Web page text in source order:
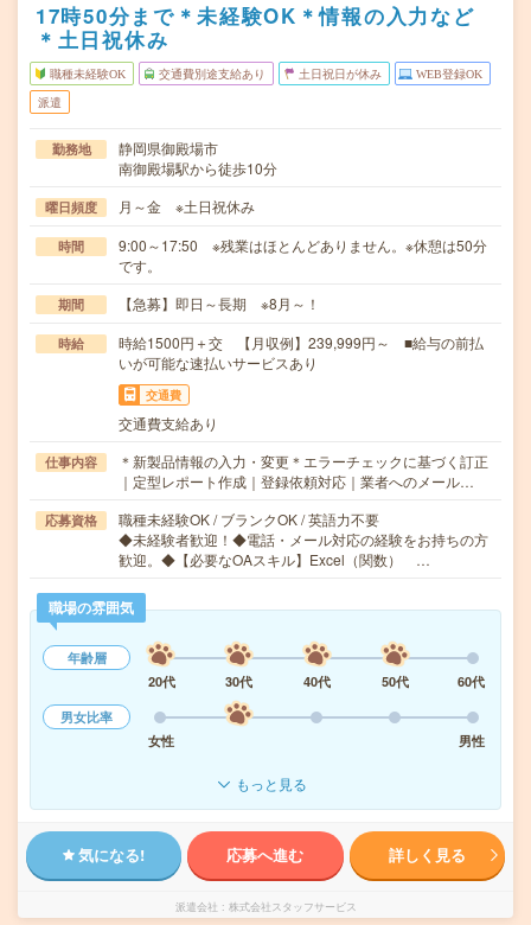
17時50分まで＊未経験OK＊情報の入力など
＊土日祝休み
職種未経験OK 交通費別途支給あり 土日祝日が休み WEB登録OK
派遣
勤務地
静岡県御殿場市
南御殿場駅から徒歩10分
曜日頻度 月～金 ※土日祝休み
時間
9:00～17:50 ※残業はほとんどありません。※休憩は50分
です。
期間 【急募】即日～長期 ※8月～！
時給
時給1500円＋交 【月収例】239,999円～ ■給与の前払
いが可能な速払いサービスあり
交通費
交通費支給あり
仕事内容
＊新製品情報の入力・変更＊エラーチェックに基づく訂正
｜定型レポート作成｜登録依頼対応｜業者へのメール…
応募資格
職種未経験OK / ブランクOK / 英語力不要
◆未経験者歓迎！◆電話・メール対応の経験をお持ちの方
歓迎。◆【必要なOAスキル】Excel（関数） …
職場の雰囲気
年齢層
20代
30代 40代 50代
60代
男女比率
女性
男性
もっと見る
気になる! 応募へ進む 詳しく見る
派遣会社 株式会社スタッフサービス